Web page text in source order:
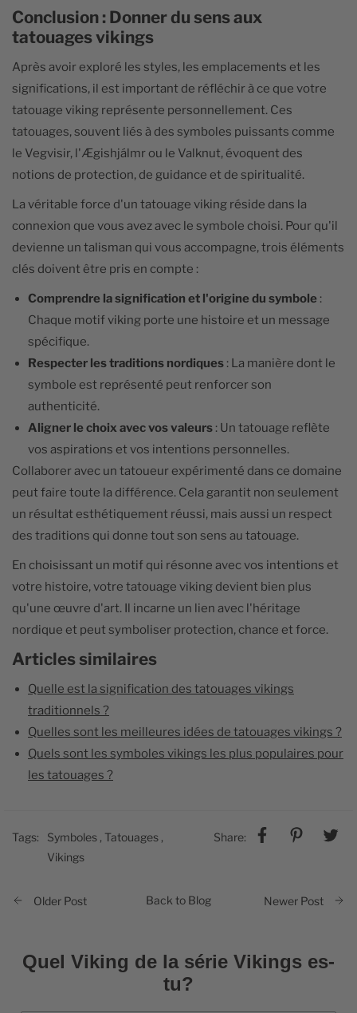
Conclusion : Donner du sens aux
tatouages vikings
Après avoir exploré les styles, les emplacements et les
significations, il est important de réfléchir à ce que votre
tatouage viking représente personnellement. Ces
tatouages, souvent liés à des symboles puissants comme
le Vegvisir, l'Ægishjálmr ou le Valknut, évoquent des
notions de protection, de guidance et de spiritualité.
La véritable force d'un tatouage viking réside dans la
connexion que vous avez avec le symbole choisi. Pour qu'il
devienne un talisman qui vous accompagne, trois éléments
clés doivent être pris en compte :
Comprendre la signification et l'origine du symbole :
Chaque motif viking porte une histoire et un message
spécifique.
Respecter les traditions nordiques : La manière dont le
symbole est représenté peut renforcer son
authenticité.
Aligner le choix avec vos valeurs : Un tatouage reflète
vos aspirations et vos intentions personnelles.
Collaborer avec un tatoueur expérimenté dans ce domaine
peut faire toute la différence. Cela garantit non seulement
un résultat esthétiquement réussi, mais aussi un respect
des traditions qui donne tout son sens au tatouage.
En choisissant un motif qui résonne avec vos intentions et
votre histoire, votre tatouage viking devient bien plus
qu'une œuvre d'art. Il incarne un lien avec l'héritage
nordique et peut symboliser protection, chance et force.
Articles similaires
Quelle est la signification des tatouages vikings
traditionnels ?
Quelles sont les meilleures idées de tatouages vikings ?
Quels sont les symboles vikings les plus populaires pour
les tatouages ?
Tags: Symboles , Tatouages ,
Vikings
Share:
Older Post Back to Blog Newer Post
Quel Viking de la série Vikings es-
tu?